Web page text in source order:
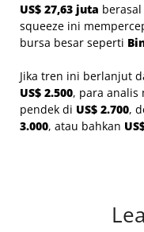
US$ 27,63 juta
squeeze ini
bursa besar seperti
Jika tren ini berlanjut
US$ 2.500, para analis
pendek di US$ 2.700,
3.000, atau bahkan